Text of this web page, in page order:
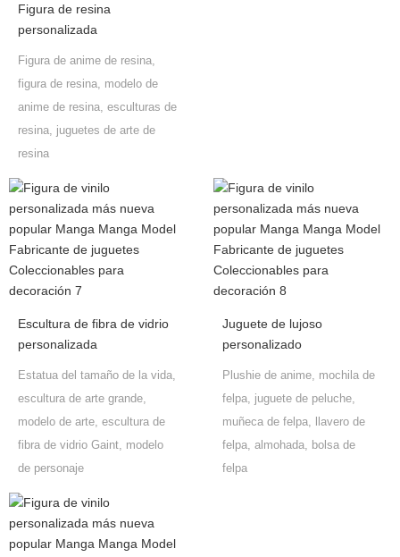
Figura de resina
personalizada
Figura de anime de resina,
figura de resina, modelo de
anime de resina, esculturas de
resina, juguetes de arte de
resina
Escultura de fibra de vidrio
personalizada
Estatua del tamaño de la vida,
escultura de arte grande,
modelo de arte, escultura de
fibra de vidrio Gaint, modelo
de personaje
Juguete de lujoso
personalizado
Plushie de anime, mochila de
felpa, juguete de peluche,
muñeca de felpa, llavero de
felpa, almohada, bolsa de
felpa